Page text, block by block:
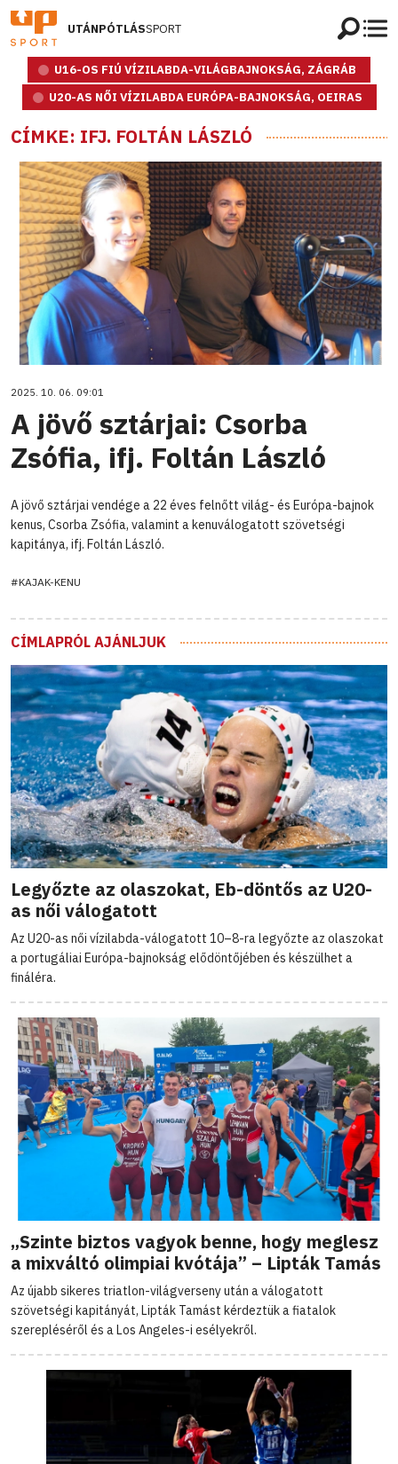
UTÁNPÓTLÁSSPORT
U16-OS FIÚ VÍZILABDA-VILÁGBAJNOKSÁG, ZÁGRÁB
U20-AS NŐI VÍZILABDA EURÓPA-BAJNOKSÁG, OEIRAS
CÍMKE: IFJ. FOLTÁN LÁSZLÓ
2025. 10. 06. 09:01
A jövő sztárjai: Csorba
Zsófia, ifj. Foltán László
A jövő sztárjai vendége a 22 éves felnőtt világ- és Európa-bajnok
kenus, Csorba Zsófia, valamint a kenuválogatott szövetségi
kapitánya, ifj. Foltán László.
#KAJAK-KENU
CÍMLAPRÓL AJÁNLJUK
Legyőzte az olaszokat, Eb-döntős az U20-
as női válogatott
Az U20-as női vízilabda-válogatott 10–8-ra legyőzte az olaszokat
a portugáliai Európa-bajnokság elődöntőjében és készülhet a
fináléra.
„Szinte biztos vagyok benne, hogy meglesz
a mixváltó olimpiai kvótája” – Lipták Tamás
Az újabb sikeres triatlon-világverseny után a válogatott
szövetségi kapitányát, Lipták Tamást kérdeztük a fiatalok
szerepléséről és a Los Angeles-i esélyekről.